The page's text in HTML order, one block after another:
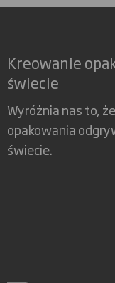
Kreowanie
świecie
Wyróżnia nas to,
opakowania
świecie.